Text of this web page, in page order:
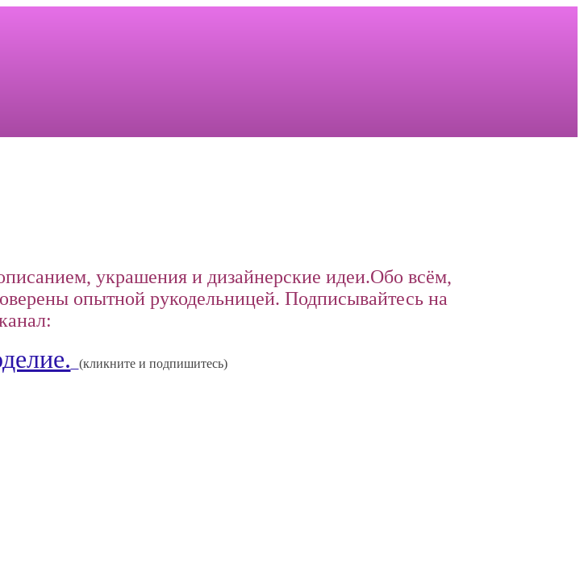
украшения и дизайнерские идеи.Обо всём,
опытной рукодельницей. Подписывайтесь на
(кликните и подпишитесь)